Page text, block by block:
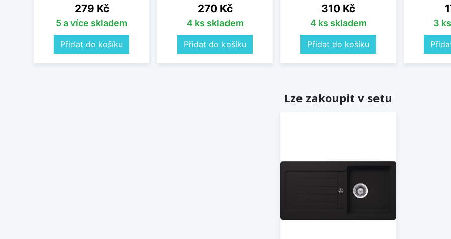
Cena
279 Kč
5 a více skladem
Přidat do košíku
Cena
270 Kč
4 ks skladem
Přidat do košíku
Cena
310 Kč
4 ks skladem
Přidat do košíku
3
Lze zakoupit v setu